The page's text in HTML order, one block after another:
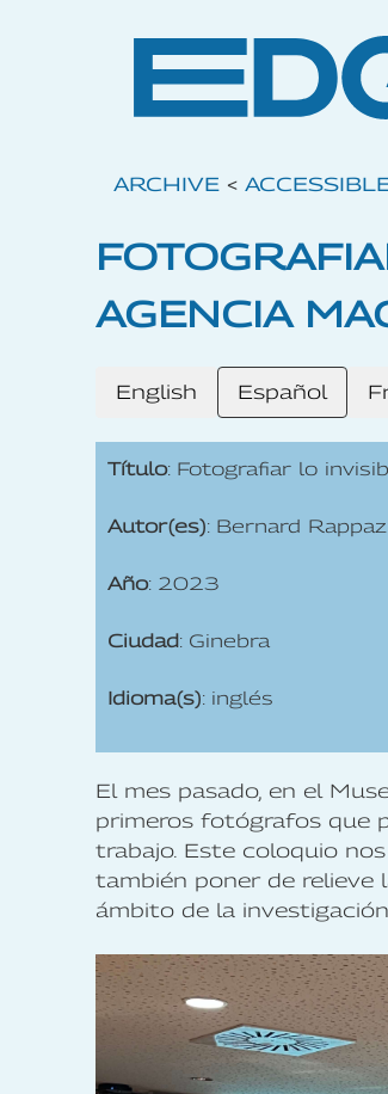
ARCHIVE <
AGENCIA
English Español
Título: Fotografiar lo
Autor(es): Bernard Rappaz
Año: 2023
Ciudad: Ginebra
Idioma(s): inglés
El mes pasado, en el
primeros fotógrafos que
trabajo. Este coloquio
también poner de relieve
ámbito de la